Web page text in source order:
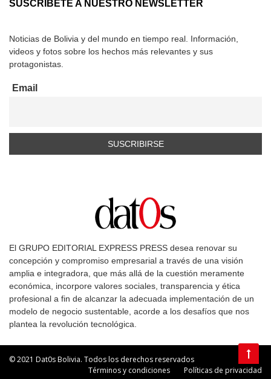
SUSCRÍBETE A NUESTRO NEWSLETTER
Noticias de Bolivia y del mundo en tiempo real. Información,
videos y fotos sobre los hechos más relevantes y sus
protagonistas.
Email
El GRUPO EDITORIAL EXPRESS PRESS desea renovar su
concepción y compromiso empresarial a través de una visión
amplia e integradora, que más allá de la cuestión meramente
económica, incorpore valores sociales, transparencia y ética
profesional a fin de alcanzar la adecuada implementación de un
modelo de negocio sustentable, acorde a los desafíos que nos
plantea la revolución tecnológica.
© 2021 Dat0s Bolivia. Todos los derechos reservados
Términos y condiciones
Políticas de privacidad